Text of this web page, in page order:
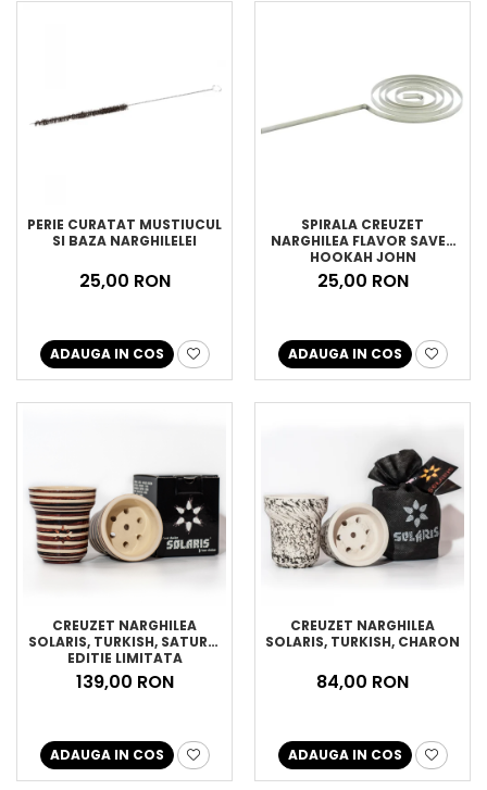
PERIE CURATAT MUSTIUCUL
SI BAZA NARGHILELEI
25,00 RON
ADAUGA IN COS
SPIRALA CREUZET
NARGHILEA FLAVOR SAVER
HOOKAH JOHN
25,00 RON
ADAUGA IN COS
CREUZET NARGHILEA
SOLARIS, TURKISH, SATURN,
EDITIE LIMITATA
139,00 RON
ADAUGA IN COS
CREUZET NARGHILEA
SOLARIS, TURKISH, CHARON
84,00 RON
ADAUGA IN COS